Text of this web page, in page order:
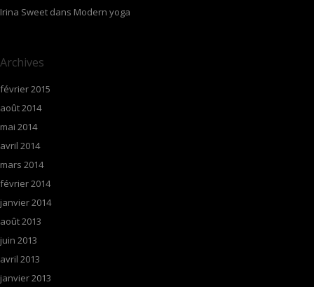
Irina Sweet dans Modern yoga
Archives
février 2015
août 2014
mai 2014
avril 2014
mars 2014
février 2014
janvier 2014
août 2013
juin 2013
avril 2013
janvier 2013